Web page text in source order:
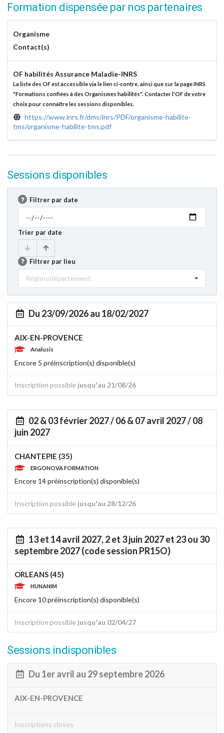
Formation dispensée par nos partenaires
Organisme
Contact(s)
OF habilités Assurance Maladie-INRS
La liste des OF est accessible via le lien ci-contre, ainsi que sur la page INRS
"Formations confiées à des Organismes habilités". Contacter l'OF de votre
choix pour connaître les sessions disponibles.
https://www.inrs.fr/dms/inrs/PDF/organisme-habilite-
tms/organisme-habilite-tms.pdf
Sessions disponibles
Filtrer par date
Trier par date
Filtrer par lieu
Région/département
Du 23/09/2026 au 18/02/2027
AIX-EN-PROVENCE
Analusis
Encore 5 préinscription(s) disponible(s)
Inscription possible jusqu'au 21/08/26
02 & 03 février 2027 / 06 & 07 avril 2027 / 08
juin 2027
CHANTEPIE (35)
ERGONOVA FORMATION
Encore 14 préinscription(s) disponible(s)
Inscription possible jusqu'au 28/12/26
13 et 14 avril 2027, 2 et 3 juin 2027 et 23 ou 30
septembre 2027 (code session PR15O)
ORLEANS (45)
HUNANIM
Encore 10 préinscription(s) disponible(s)
Inscription possible jusqu'au 02/04/27
Sessions indisponibles
Du 1er avril au 29 septembre 2026
AIX-EN-PROVENCE
Inscriptions closes